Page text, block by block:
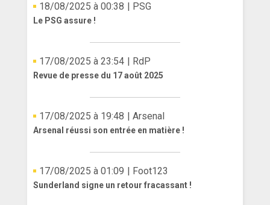
18/08/2025 à 00:38 | PSG
Le PSG assure !
17/08/2025 à 23:54 | RdP
Revue de presse du 17 août 2025
17/08/2025 à 19:48 | Arsenal
Arsenal réussi son entrée en matière !
17/08/2025 à 01:09 | Foot123
Sunderland signe un retour fracassant !